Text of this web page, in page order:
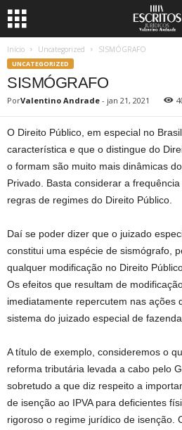
Início Uncategorized SISMÓGRAFO
UNCATEGORIZED
SISMÓGRAFO
PorValentino Andrade - jan 21, 2021
O Direito Público, em especial no
característica e que o distingue do
o formam são muito mais dinâmicas
Privado. Basta considerar a
regras de regimes do Direito Público.
Daí se poder dizer que o juizado
constitui uma espécie de sismógrafo,
qualquer modificação no Direito
Os efeitos que resultam de
imediatamente repercutem nas ações
sistema do juizado especial de fazenda
A título de exemplo, consideremos o
reforma tributária levada a cabo pelo
sobretudo a que diz respeito a
de isenção ao IPVA para deficientes
rigoroso o regime jurídico de isenção.